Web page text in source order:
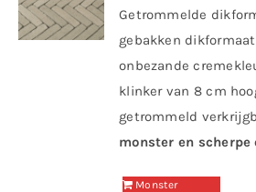
Getrommelde
gebakken
onbezande
klinker van 8 cm
getrommeld
monster en
Monster